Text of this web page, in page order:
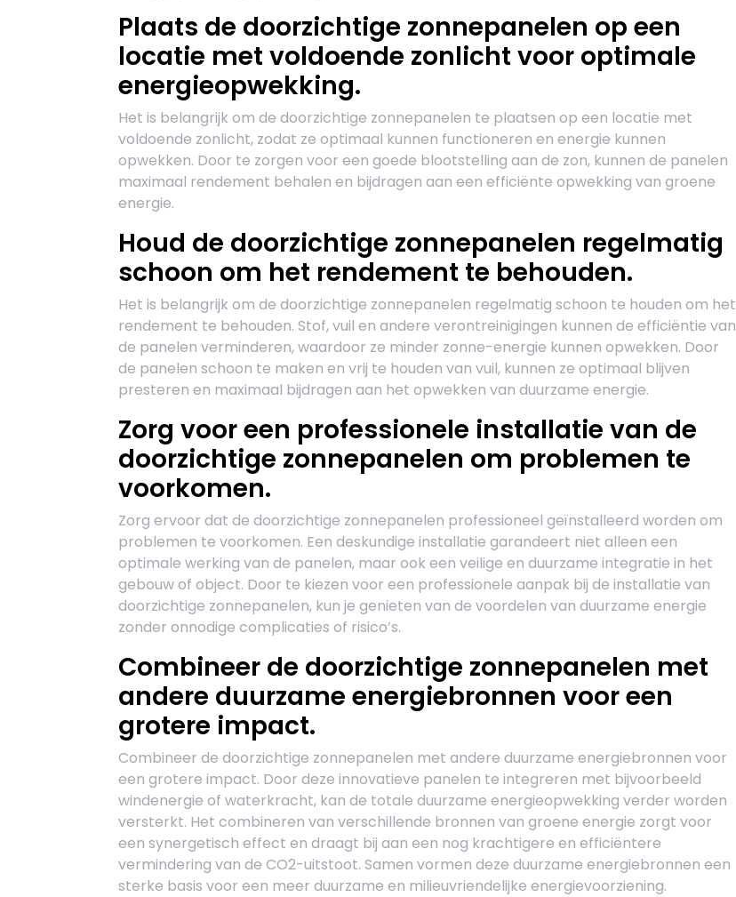
Plaats de doorzichtige zonnepanelen op een
locatie met voldoende zonlicht voor optimale
energieopwekking.
Het is belangrijk om de doorzichtige zonnepanelen te plaatsen op een locatie met
voldoende zonlicht, zodat ze optimaal kunnen functioneren en energie kunnen
opwekken. Door te zorgen voor een goede blootstelling aan de zon, kunnen de panelen
maximaal rendement behalen en bijdragen aan een efficiënte opwekking van groene
energie.
Houd de doorzichtige zonnepanelen regelmatig
schoon om het rendement te behouden.
Het is belangrijk om de doorzichtige zonnepanelen regelmatig schoon te houden om het
rendement te behouden. Stof, vuil en andere verontreinigingen kunnen de efficiëntie van
de panelen verminderen, waardoor ze minder zonne-energie kunnen opwekken. Door
de panelen schoon te maken en vrij te houden van vuil, kunnen ze optimaal blijven
presteren en maximaal bijdragen aan het opwekken van duurzame energie.
Zorg voor een professionele installatie van de
doorzichtige zonnepanelen om problemen te
voorkomen.
Zorg ervoor dat de doorzichtige zonnepanelen professioneel geïnstalleerd worden om
problemen te voorkomen. Een deskundige installatie garandeert niet alleen een
optimale werking van de panelen, maar ook een veilige en duurzame integratie in het
gebouw of object. Door te kiezen voor een professionele aanpak bij de installatie van
doorzichtige zonnepanelen, kun je genieten van de voordelen van duurzame energie
zonder onnodige complicaties of risico’s.
Combineer de doorzichtige zonnepanelen met
andere duurzame energiebronnen voor een
grotere impact.
Combineer de doorzichtige zonnepanelen met andere duurzame energiebronnen voor
een grotere impact. Door deze innovatieve panelen te integreren met bijvoorbeeld
windenergie of waterkracht, kan de totale duurzame energieopwekking verder worden
versterkt. Het combineren van verschillende bronnen van groene energie zorgt voor
een synergetisch effect en draagt bij aan een nog krachtigere en efficiëntere
vermindering van de CO2-uitstoot. Samen vormen deze duurzame energiebronnen een
sterke basis voor een meer duurzame en milieuvriendelijke energievoorziening.